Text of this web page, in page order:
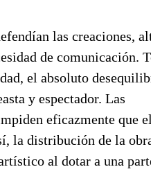
las creaciones,
de comunicación.
el absoluto
y espectador. Las
eficazmente que el
la distribución de la
al dotar a una